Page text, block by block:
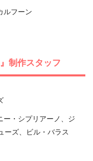
もOK／／
ルフーン
制作スタッフ
ー・シプリアーノ、ジ
ーズ、ビル・バラス